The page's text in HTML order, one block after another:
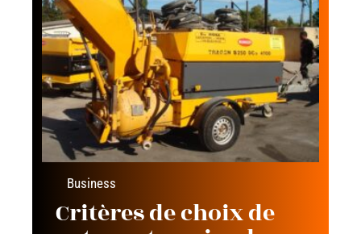
Business
Critères de choix de